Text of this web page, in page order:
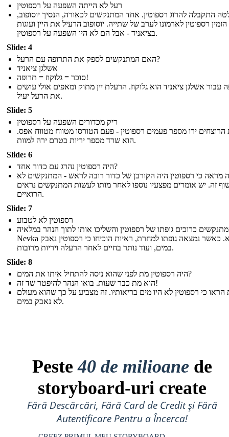
רעל לא הייתה השפעה על רספוטין
התקבלה להרוג רספוטין. אחד המתנקשים לכאורה, הנסיך יוסופוב,
הזמין רספוטין לארמונו לערב של שתייה. יוסופוב הרעיל את היין ועוגות
בציאניד - אבל הם לא היו השפעה על רספוטין.
Slide: 4
האם המתנקשים לספק את התרופה עם הרעל?
אשלגן ציאניד
סוכר = גלוקוז = תרופה!
עבור אשלגן ציאניד הוא גלוקוז. הרעלת יין מתוק ומאפים אולי עושים
את הרעל יעיל.
Slide: 5
ריק מכדורים השפעה על רספוטין
ירו מספר פעמים רספוטין - פעם הטורסו מטווח מטווח אפס.
הוא שרד מספר יריות בטרם ירה למוות.
Slide: 6
היה רספוטין נהרג עם כדור אחד?
מראה כי רספוטין היה הקורבן של כדור רובה לראש - המתנקשים לא
זה. יש אומרים מפצעיו נוספו לאחר מותו לעשות המתנקשים נראים
הרואיים.
Slide: 7
רספוטין לא לטבוע
כרוכים גופתו של רספוטין והשליכו אותו לתוך הנהר במלאיה
Nevka הקפוא. כאשר נמצאה גופתו למחרת, ראיות הוכיחו כי רספוטין נאבק
במים, ועוד נותר בחיים לאחר הרעלה ויריות מרובות.
Slide: 8
היה רספוטין מת לפני שהוא ניסה להתחיל איתו את המים?
הוא מת כבר שעות. בואו הנהר להיפטר שד זה!
הראו כי רספוטין לא היו מים בריאותיו. זה מצביע על כך שהוא מעולם
לא נאבק במים.
Peste40 de milioane de
storyboard-uri create
Fără Descărcări, Fără Card de Credit și Fără
Autentificare Pentru a Încerca!